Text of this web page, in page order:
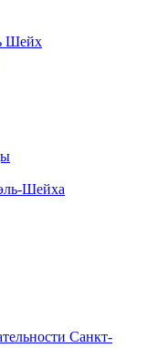
Шейх
Шейха
Санкт-